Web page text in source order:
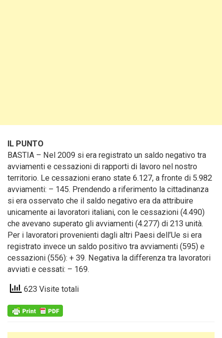
IL PUNTO
BASTIA – Nel 2009 si era registrato un saldo negativo tra
avviamenti e cessazioni di rapporti di lavoro nel nostro
territorio. Le cessazioni erano state 6.127, a fronte di 5.982
avviamenti: – 145. Prendendo a riferimento la cittadinanza
si era osservato che il saldo negativo era da attribuire
unicamente ai lavoratori italiani, con le cessazioni (4.490)
che avevano superato gli avviamenti (4.277) di 213 unità.
Per i lavoratori provenienti dagli altri Paesi dell’Ue si era
registrato invece un saldo positivo tra avviamenti (595) e
cessazioni (556): + 39. Negativa la differenza tra lavoratori
avviati e cessati: – 169.
623 Visite totali